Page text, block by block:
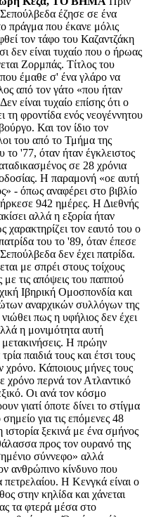
έζησε σε ένα
πράγμα που έκανε μόλις
τον τάφο του Καζαντζάκη
δεν είναι τυχαίο που ο ήρωας
Ζορμπάς. Τίτλος του
που έμαθε σ' ένα γλάρο να
από τον γάτο «που ήταν
είναι τυχαίο επίσης ότι ο
τη φροντίδα ενός νεογέννητου
Και τον ίδιο τον
του από το Τμήμα της
'77, όταν ήταν έγκλειστος
σε 28 χρόνια
Η παραμονή «οε αυτή
- όπως αναφέρει στο βιβλίο
942 ημέρες. Η Διεθνής
αλλά η εξορία ήταν
τον εαυτό του ο
του το '89, όταν έπεσε
δεν έχει πατρίδα.
με σπρέι στους τοίχους
τις απόψεις του παππού
Ιβηρική Ομοσπονδία και
αναρχικών συλλόγων της
πως η υφήλιος δεν έχει
η μονιμότητα αυτή
μετακινήσεις. Η πρώην
παιδιά τους και έτσι τους
χρόνο. Κάποιους μήνες τους
χρόνο περνά τον Ατλαντικό
Οι ανά τον κόσμο
γιατί όποτε δίνει το στίγμα
σημείο για τις επόμενες 48
ξεκινά με ένα σμήνος
προς τον ουρανό της
σύννεφο» αλλά
ανθρώπινο κίνδυνο που
πετρελαίου. Η Κενγκά είναι ο
στην κηλίδα και χάνεται
τα φτερά μέσα στο